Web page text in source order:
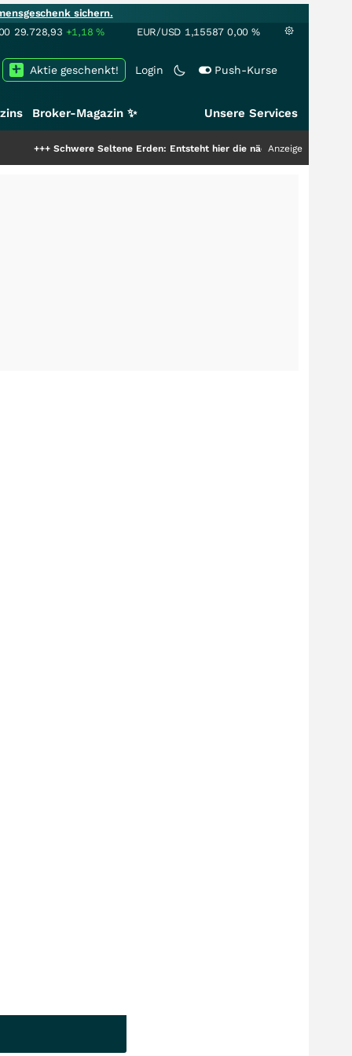
sichern.
29.728,93 +1,18% EUR/USD 1,15587 0,00 %
Login Push-Kurse
Aktie geschenkt!
Broker-Magazin ✨ Unsere Services
Seltene Erden: Entsteht hier die nächste Milliardenstory?+++
Anzeige